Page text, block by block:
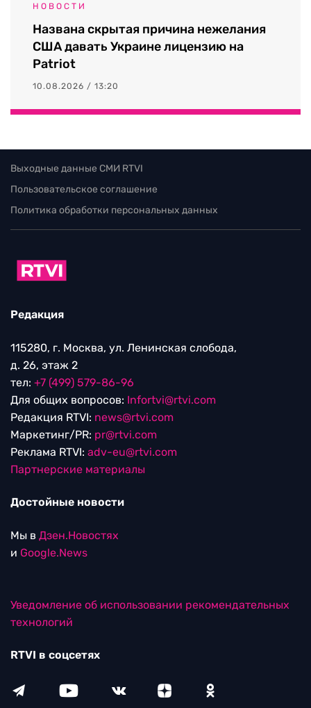
НОВОСТИ
Названа скрытая причина нежелания
США давать Украине лицензию на
Patriot
10.08.2026 / 13:20
Выходные данные СМИ RTVI
Пользовательское соглашение
Политика обработки персональных данных
Редакция
115280, г. Москва, ул. Ленинская слобода,
д. 26, этаж 2
тел: +7 (499) 579-86-96
Для общих вопросов: Infortvi@rtvi.com
Редакция RTVI: news@rtvi.com
Маркетинг/PR: pr@rtvi.com
Реклама RTVI: adv-eu@rtvi.com
Партнерские материалы
Достойные новости
Мы в Дзен.Новостях
и Google.News
Уведомление об использовании рекомендательных
технологий
RTVI в соцсетях